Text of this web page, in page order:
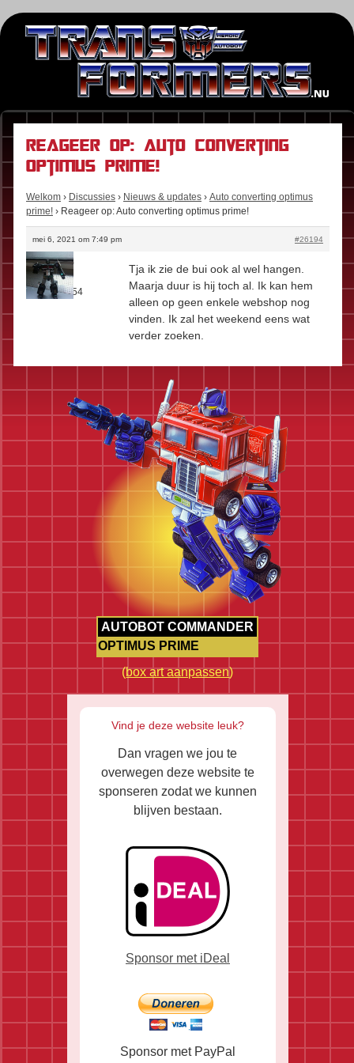
Reageer op: Auto converting
optimus prime!
Welkom › Discussies › Nieuws & updates › Auto converting optimus
prime! › Reageer op: Auto converting optimus prime!
mei 6, 2021 om 7:49 pm #26194
Megajos
Rol: Fan
Berichten:54
Tja ik zie de bui ook al wel hangen.
Maarja duur is hij toch al. Ik kan hem
alleen op geen enkele webshop nog
vinden. Ik zal het weekend eens wat
verder zoeken.
AUTOBOT COMMANDER
OPTIMUS PRIME
(box art aanpassen)
Vind je deze website leuk?
Dan vragen we jou te
overwegen deze website te
sponseren zodat we kunnen
blijven bestaan.
Sponsor met iDeal
Sponsor met PayPal